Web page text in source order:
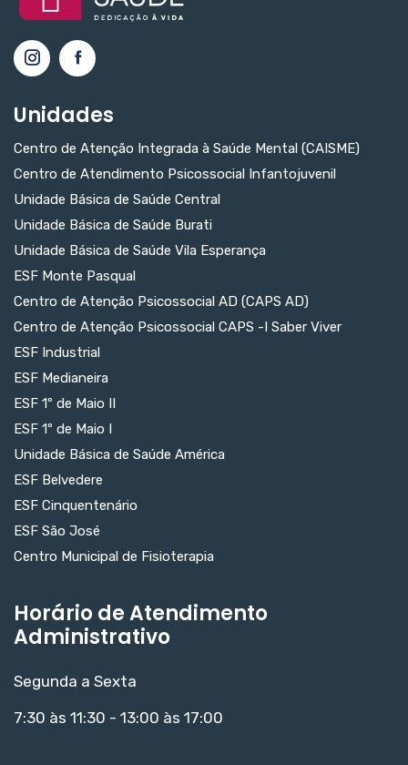
Unidades
Centro de Atenção Integrada à Saúde Mental (CAISME)
Centro de Atendimento Psicossocial Infantojuvenil
Unidade Básica de Saúde Central
Unidade Básica de Saúde Burati
Unidade Básica de Saúde Vila Esperança
ESF Monte Pasqual
Centro de Atenção Psicossocial AD (CAPS AD)
Centro de Atenção Psicossocial CAPS -I Saber Viver
ESF Industrial
ESF Medianeira
ESF 1º de Maio II
ESF 1º de Maio I
Unidade Básica de Saúde América
ESF Belvedere
ESF Cinquentenário
ESF São José
Centro Municipal de Fisioterapia
Horário de Atendimento
Administrativo
Segunda a Sexta
7:30 às 11:30 - 13:00 às 17:00